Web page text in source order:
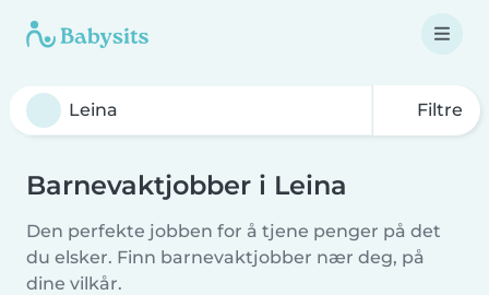
Filtre
Barnevaktjobber i Leina
Den perfekte jobben for å tjene penger på det
du elsker. Finn barnevaktjobber nær deg, på
dine vilkår.